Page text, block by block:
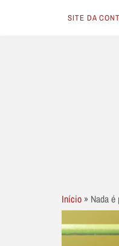
SITE DA
Início » Nada